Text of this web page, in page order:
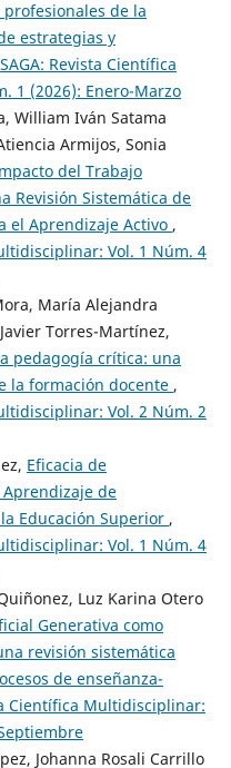
de la
estrategias y
SAGA: Revista Científica
1 (2026): Enero-Marzo
William Iván Satama
Armijos, Sonia
del Trabajo
Revisión Sistemática de
el Aprendizaje Activo ,
Vol. 1 Núm. 4
María Alejandra
Torres-Martínez,
pedagogía crítica: una
la formación docente ,
Vol. 2 Núm. 2
Eficacia de
de
Educación Superior ,
Vol. 1 Núm. 4
Luz Karina Otero
Generativa como
revisión sistemática
de enseñanza-
Científica Multidisciplinar:
Johanna Rosali Carrillo